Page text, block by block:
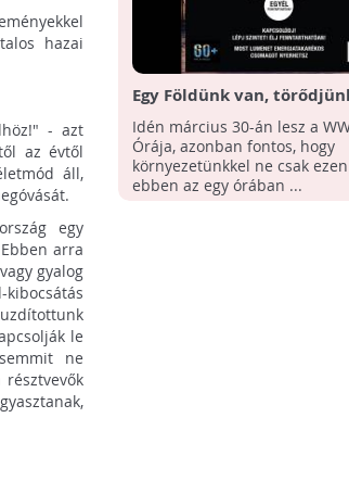
hazai
- azt
az évtől
áll,
egy
arra
gyalog
le
ne
Egy Földünk van,
Föld Órája 2019
Idén március 30-án lesz a
Órája, azonban fontos, hogy
környezetünkkel ne csak
ebben az egy órában ...